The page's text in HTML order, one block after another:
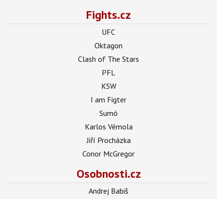
Fights.cz
UFC
Oktagon
Clash of The Stars
PFL
KSW
I am Figter
Sumó
Karlos Vémola
Jiří Procházka
Conor McGregor
Osobnosti.cz
Andrej Babiš